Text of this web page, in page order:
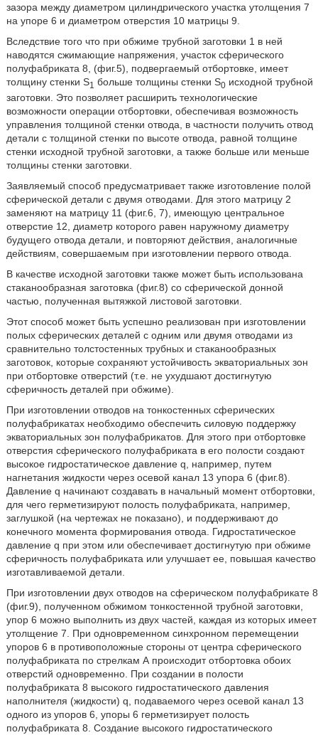
зазора между диаметром цилиндрического участка утолщения 7
на упоре 6 и диаметром отверстия 10 матрицы 9.
Вследствие того что при обжиме трубной заготовки 1 в ней
наводятся сжимающие напряжения, участок сферического
полуфабриката 8, (фиг.5), подвергаемый отбортовке, имеет
толщину стенки S1 больше толщины стенки S0исходной трубной
заготовки. Это позволяет расширить технологические
возможности операции отбортовки, обеспечивая возможность
управления толщиной стенки отвода, в частности получить отвод
детали с толщиной стенки по высоте отвода, равной толщине
стенки исходной трубной заготовки, а также больше или меньше
толщины стенки заготовки.
Заявляемый способ предусматривает также изготовление полой
сферической детали с двумя отводами. Для этого матрицу 2
заменяют на матрицу 11 (фиг.6, 7), имеющую центральное
отверстие 12, диаметр которого равен наружному диаметру
будущего отвода детали, и повторяют действия, аналогичные
действиям, совершаемым при изготовлении первого отвода.
В качестве исходной заготовки также может быть использована
стаканообразная заготовка (фиг.8) со сферической донной
частью, полученная вытяжкой листовой заготовки.
Этот способ может быть успешно реализован при изготовлении
полых сферических деталей с одним или двумя отводами из
сравнительно толстостенных трубных и стаканообразных
заготовок, которые сохраняют устойчивость экваториальных зон
при отбортовке отверстий (т.е. не ухудшают достигнутую
сферичность деталей при обжиме).
При изготовлении отводов на тонкостенных сферических
полуфабрикатах необходимо обеспечить силовую поддержку
экваториальных зон полуфабрикатов. Для этого при отбортовке
отверстия сферического полуфабриката в его полости создают
высокое гидростатическое давление q, например, путем
нагнетания жидкости через осевой канал 13 упора 6 (фиг.8).
Давление q начинают создавать в начальный момент отбортовки,
для чего герметизируют полость полуфабриката, например,
заглушкой (на чертежах не показано), и поддерживают до
конечного момента формирования отвода. Гидростатическое
давление q при этом или обеспечивает достигнутую при обжиме
сферичность полуфабриката или улучшает ее, повышая качество
изготавливаемой детали.
При изготовлении двух отводов на сферическом полуфабрикате 8
(фиг.9), полученном обжимом тонкостенной трубной заготовки,
упор 6 можно выполнить из двух частей, каждая из которых имеет
утолщение 7. При одновременном синхронном перемещении
упоров 6 в противоположные стороны от центра сферического
полуфабриката по стрелкам А происходит отбортовка обоих
отверстий одновременно. При создании в полости
полуфабриката 8 высокого гидростатического давления
наполнителя (жидкости) q, подаваемого через осевой канал 13
одного из упоров 6, упоры 6 герметизирует полость
полуфабриката 8. Создание высокого гидростатического